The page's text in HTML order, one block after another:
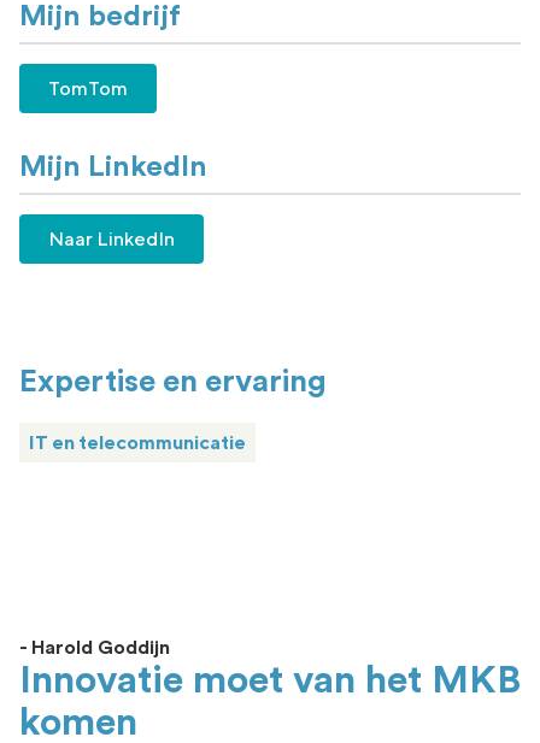
Mijn bedrijf
TomTom
Mijn LinkedIn
Naar LinkedIn
Expertise en ervaring
IT en telecommunicatie
- Harold Goddijn
Innovatie moet van het MKB
komen